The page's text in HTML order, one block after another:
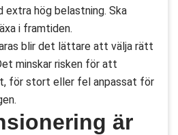
extra hög belastning. Ska
i framtiden.
blir det lättare att välja rätt
minskar risken för att
för stort eller fel anpassat för
är